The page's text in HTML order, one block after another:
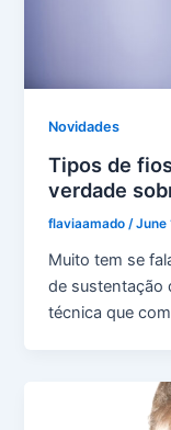
Novidades
Tipos de
verdade
flaviaamado/June
Muito tem se
de sustentação
técnica que